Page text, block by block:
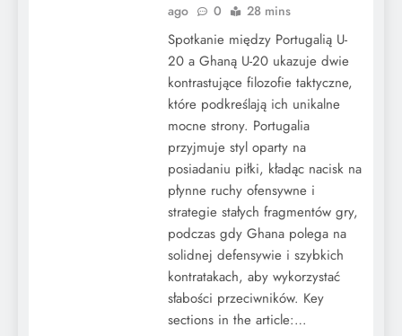
ago
0 28 mins
Spotkanie między Portugalią U-
20 a Ghaną U-20 ukazuje dwie
kontrastujące filozofie taktyczne,
które podkreślają ich unikalne
mocne strony. Portugalia
przyjmuje styl oparty na
posiadaniu piłki, kładąc nacisk na
płynne ruchy ofensywne i
strategie stałych fragmentów gry,
podczas gdy Ghana polega na
solidnej defensywie i szybkich
kontratakach, aby wykorzystać
słabości przeciwników. Key
sections in the article:…